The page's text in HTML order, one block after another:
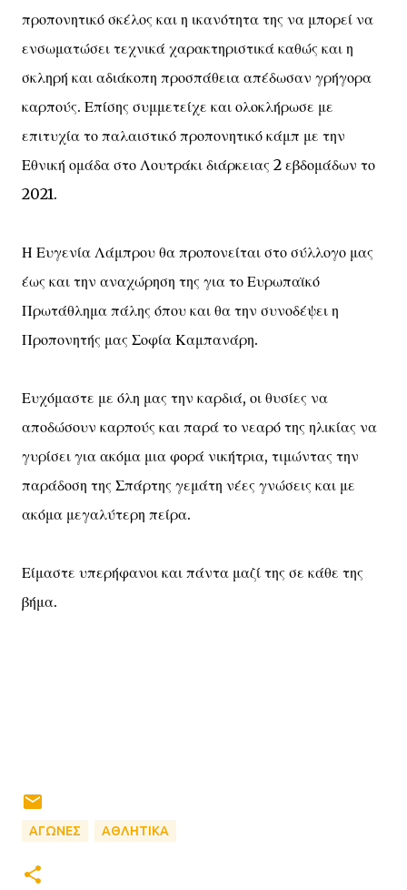
προπονητικό σκέλος και η ικανότητα της να μπορεί να
ενσωματώσει τεχνικά χαρακτηριστικά καθώς και η
σκληρή και αδιάκοπη προσπάθεια απέδωσαν γρήγορα
καρπούς. Επίσης συμμετείχε και ολοκλήρωσε με
επιτυχία το παλαιστικό προπονητικό κάμπ με την
Εθνική ομάδα στο Λουτράκι διάρκειας 2 εβδομάδων το
2021.
Η Ευγενία Λάμπρου θα προπονείται στο σύλλογο μας
έως και την αναχώρηση της για το Ευρωπαϊκό
Πρωτάθλημα πάλης όπου και θα την συνοδέψει η
Προπονητής μας Σοφία Καμπανάρη.
Ευχόμαστε με όλη μας την καρδιά, οι θυσίες να
αποδώσουν καρπούς και παρά το νεαρό της ηλικίας να
γυρίσει για ακόμα μια φορά νικήτρια, τιμώντας την
παράδοση της Σπάρτης γεμάτη νέες γνώσεις και με
ακόμα μεγαλύτερη πείρα.
Είμαστε υπερήφανοι και πάντα μαζί της σε κάθε της
βήμα.
ΑΓΩΝΕΣ ΑΘΛΗΤΙΚΑ